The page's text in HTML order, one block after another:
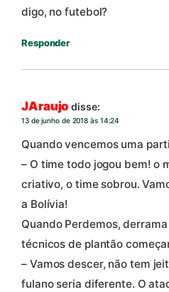
digo, no futebol?
Responder
JAraujo disse:
13 de junho de 2018 às 14:24
Quando vencemos uma
– O time todo jogou bem! o
criativo, o time sobrou.
a Bolívia!
Quando Perdemos,
técnicos de plantão
– Vamos descer, não tem
fulano seria diferente. O